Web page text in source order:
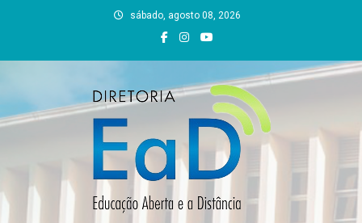
sábado, agosto 08, 2026